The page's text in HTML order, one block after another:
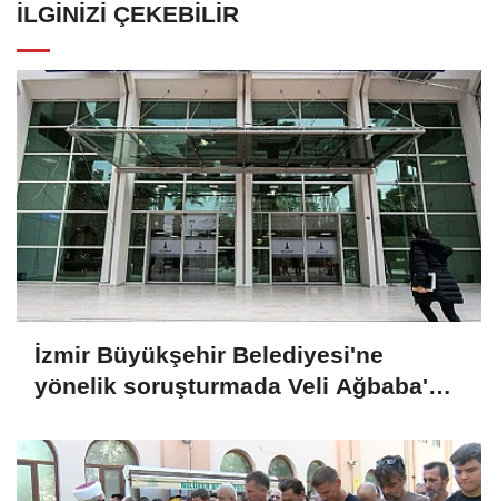
İLGINIZI ÇEKEBILIR
İzmir Büyükşehir Belediyesi'ne
yönelik soruşturmada Veli Ağbaba'nın